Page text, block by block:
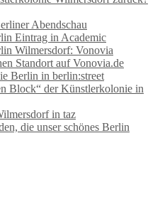
Abendschau
Eintrag in Academic
Wilmersdorf: Vonovia
Standort auf Vonovia.de
Berlin in berlin:street
Block“ der Künstlerkolonie in
in taz
die unser schönes Berlin